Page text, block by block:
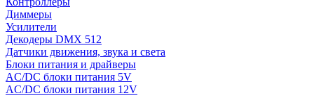
Диммеры
Усилители
Декодеры DMX 512
Датчики движения, звука и света
Блоки питания и драйверы
AC/DC блоки питания 5V
AC/DC блоки питания 12V